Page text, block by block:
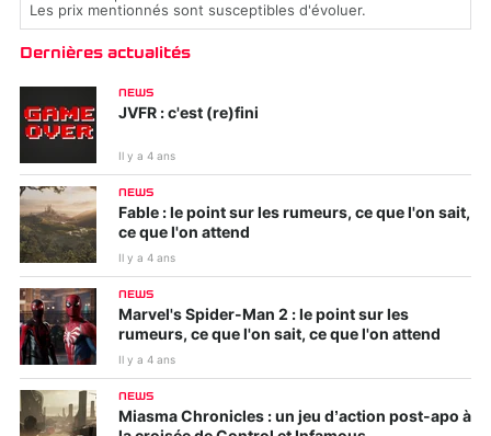
Les prix mentionnés sont susceptibles d'évoluer.
Dernières actualités
NEWS
JVFR : c'est (re)fini
Il y a 4 ans
NEWS
Fable : le point sur les rumeurs, ce que l'on sait,
ce que l'on attend
Il y a 4 ans
NEWS
Marvel's Spider-Man 2 : le point sur les
rumeurs, ce que l'on sait, ce que l'on attend
Il y a 4 ans
NEWS
Miasma Chronicles : un jeu d’action post-apo à